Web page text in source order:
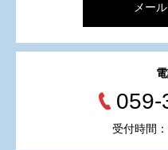
メー
059-
受付時間